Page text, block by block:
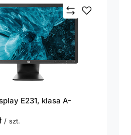
E231, klasa A-
/ szt.